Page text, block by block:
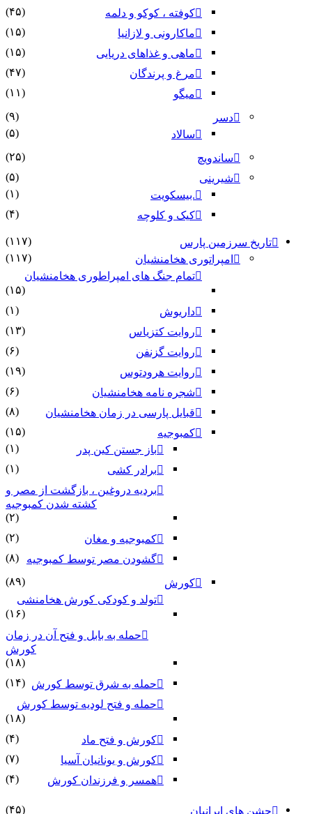
کوفته ، کوکو و دلمه
(۴۵)
ماکارونی و لازانیا
(۱۵)
ماهی و غذاهای دریایی
(۱۵)
مرغ و پرندگان
(۴۷)
میگو
(۱۱)
دسر
(۹)
سالاد
(۵)
ساندویچ
(۲۵)
شیرینی
(۵)
.بیسکویت
(۱)
کیک و کلوچه
(۴)
تاریخ سرزمین پارس
(۱۱۷)
امپراتوری هخامنشیان
(۱۱۷)
تمام جنگ های امپراطوری هخامنشیان
(۱۵)
داریوش
(۱)
روایت کتزیاس
(۱۳)
روایت گزنفن
(۶)
روایت هرودتوس
(۱۹)
شجره نامه هخامنشیان
(۶)
قبایل پارسی در زمان هخامنشیان
(۸)
کمبوجیه
(۱۵)
باز جستن کین پدر
(۱)
برادر کشی
(۱)
بردیه دروغین ، بازگشت از مصر و
کشته شدن کمبوجیه
(۲)
کمبوجیه و مغان
(۲)
گشودن مصر توسط کمبوجیه
(۸)
کورش
(۸۹)
تولد و کودکی کورش هخامنشی
(۱۶)
حمله به بابل و فتح آن در زمان
کورش
(۱۸)
حمله به شرق توسط کورش (۱۴)
حمله و فتح لودیه توسط کورش
(۱۸)
کورش و فتح ماد
(۴)
کورش و یونانیان آسیا
(۷)
همسر و فرزندان کورش
(۴)
جشن های ایرانیان
(۴۵)